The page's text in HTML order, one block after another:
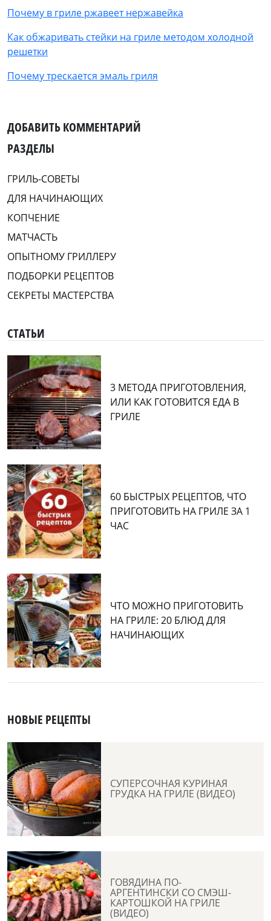
Почему в гриле ржавеет нержавейка
Как обжаривать стейки на гриле методом холодной
решетки
Почему трескается эмаль гриля
ДОБАВИТЬ КОММЕНТАРИЙ
РАЗДЕЛЫ
ГРИЛЬ-СОВЕТЫ
ДЛЯ НАЧИНАЮЩИХ
КОПЧЕНИЕ
МАТЧАСТЬ
ОПЫТНОМУ ГРИЛЛЕРУ
ПОДБОРКИ РЕЦЕПТОВ
СЕКРЕТЫ МАСТЕРСТВА
СТАТЬИ
3 МЕТОДА ПРИГОТОВЛЕНИЯ,
ИЛИ КАК ГОТОВИТСЯ ЕДА В
ГРИЛЕ
60 БЫСТРЫХ РЕЦЕПТОВ, ЧТО
ПРИГОТОВИТЬ НА ГРИЛЕ ЗА 1
ЧАС
ЧТО МОЖНО ПРИГОТОВИТЬ
НА ГРИЛЕ: 20 БЛЮД ДЛЯ
НАЧИНАЮЩИХ
НОВЫЕ РЕЦЕПТЫ
СУПЕРСОЧНАЯ КУРИНАЯ
ГРУДКА НА ГРИЛЕ (ВИДЕО)
ГОВЯДИНА ПО-
АРГЕНТИНСКИ СО СМЭШ-
КАРТОШКОЙ НА ГРИЛЕ
(ВИДЕО)